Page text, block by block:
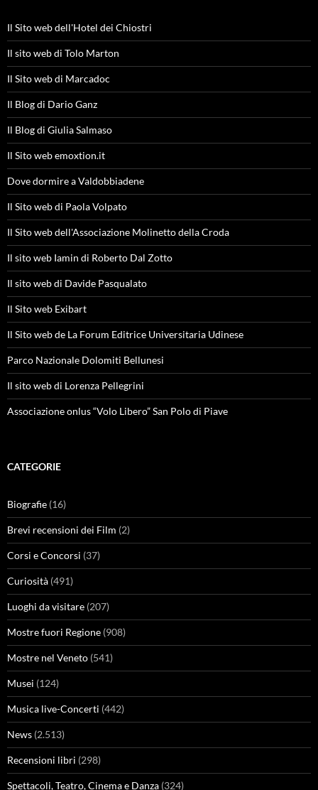
Il Sito web dell'Hotel dei Chiostri
Il sito web di Tolo Marton
Il Sito web di Marcadoc
Il Blog di Dario Ganz
Il Blog di Giulia Salmaso
Il Sito web emoxtion.it
Dove dormire a Valdobbiadene
Il Sito web di Paola Volpato
Il Sito web dell'Associazione Molinetto della Croda
Il sito web Iamin di Roberto Dal Zotto
Il sito web di Davide Pasqualato
Il Sito web Exibart
Il Sito web de La Forum Editrice Universitaria Udinese
Parco Nazionale Dolomiti Bellunesi
Il sito web di Lorenza Pellegrini
Associazione onlus “Volo Libero” San Polo di Piave
CATEGORIE
Biografie (16)
Brevi recensioni dei Film (2)
Corsi e Concorsi (37)
Curiosità (491)
Luoghi da visitare (207)
Mostre fuori Regione (908)
Mostre nel Veneto (541)
Musei (124)
Musica live-Concerti (442)
News (2.513)
Recensioni libri (298)
Spettacoli, Teatro, Cinema e Danza (324)